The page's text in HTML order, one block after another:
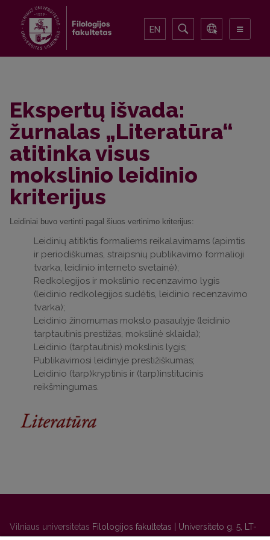
EN
Ekspertų išvada:
žurnalas „Literatūra“
atitinka visus
mokslinio leidinio
kriterijus
Leidiniai buvo vertinti pagal šiuos vertinimo kriterijus:
Leidinių atitiktis formaliems reikalavimams (apimtis
ir periodiškumas, straipsnių publikavimo formalioji
tvarka, leidinio interneto svetainė);
Redkolegijos ir mokslinio recenzavimo lygis
(leidinio redkolegijos sudėtis, leidinio recenzavimo
tvarka);
Leidinio žinomumas mokslo pasaulyje (leidinio
tarptautinis prestižas, mokslinė sklaida);
Leidinio (tarptautinis) mokslinis lygis;
Publikavimosi leidinyje prestižiškumas;
Leidinio (tarp)kryptinis ir (tarp)institucinis
reikšmingumas.
Vilniaus universitetas Filologijos fakultetas | Universiteto g. 5, LT-